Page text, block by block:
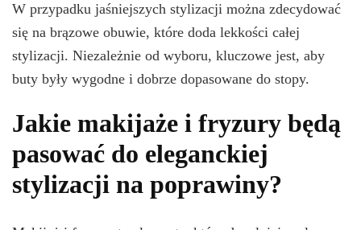
W przypadku jaśniejszych stylizacji można zdecydować
się na brązowe obuwie, które doda lekkości całej
stylizacji. Niezależnie od wyboru, kluczowe jest, aby
buty były wygodne i dobrze dopasowane do stopy.
Jakie makijaże i fryzury będą
pasować do eleganckiej
stylizacji na poprawiny?